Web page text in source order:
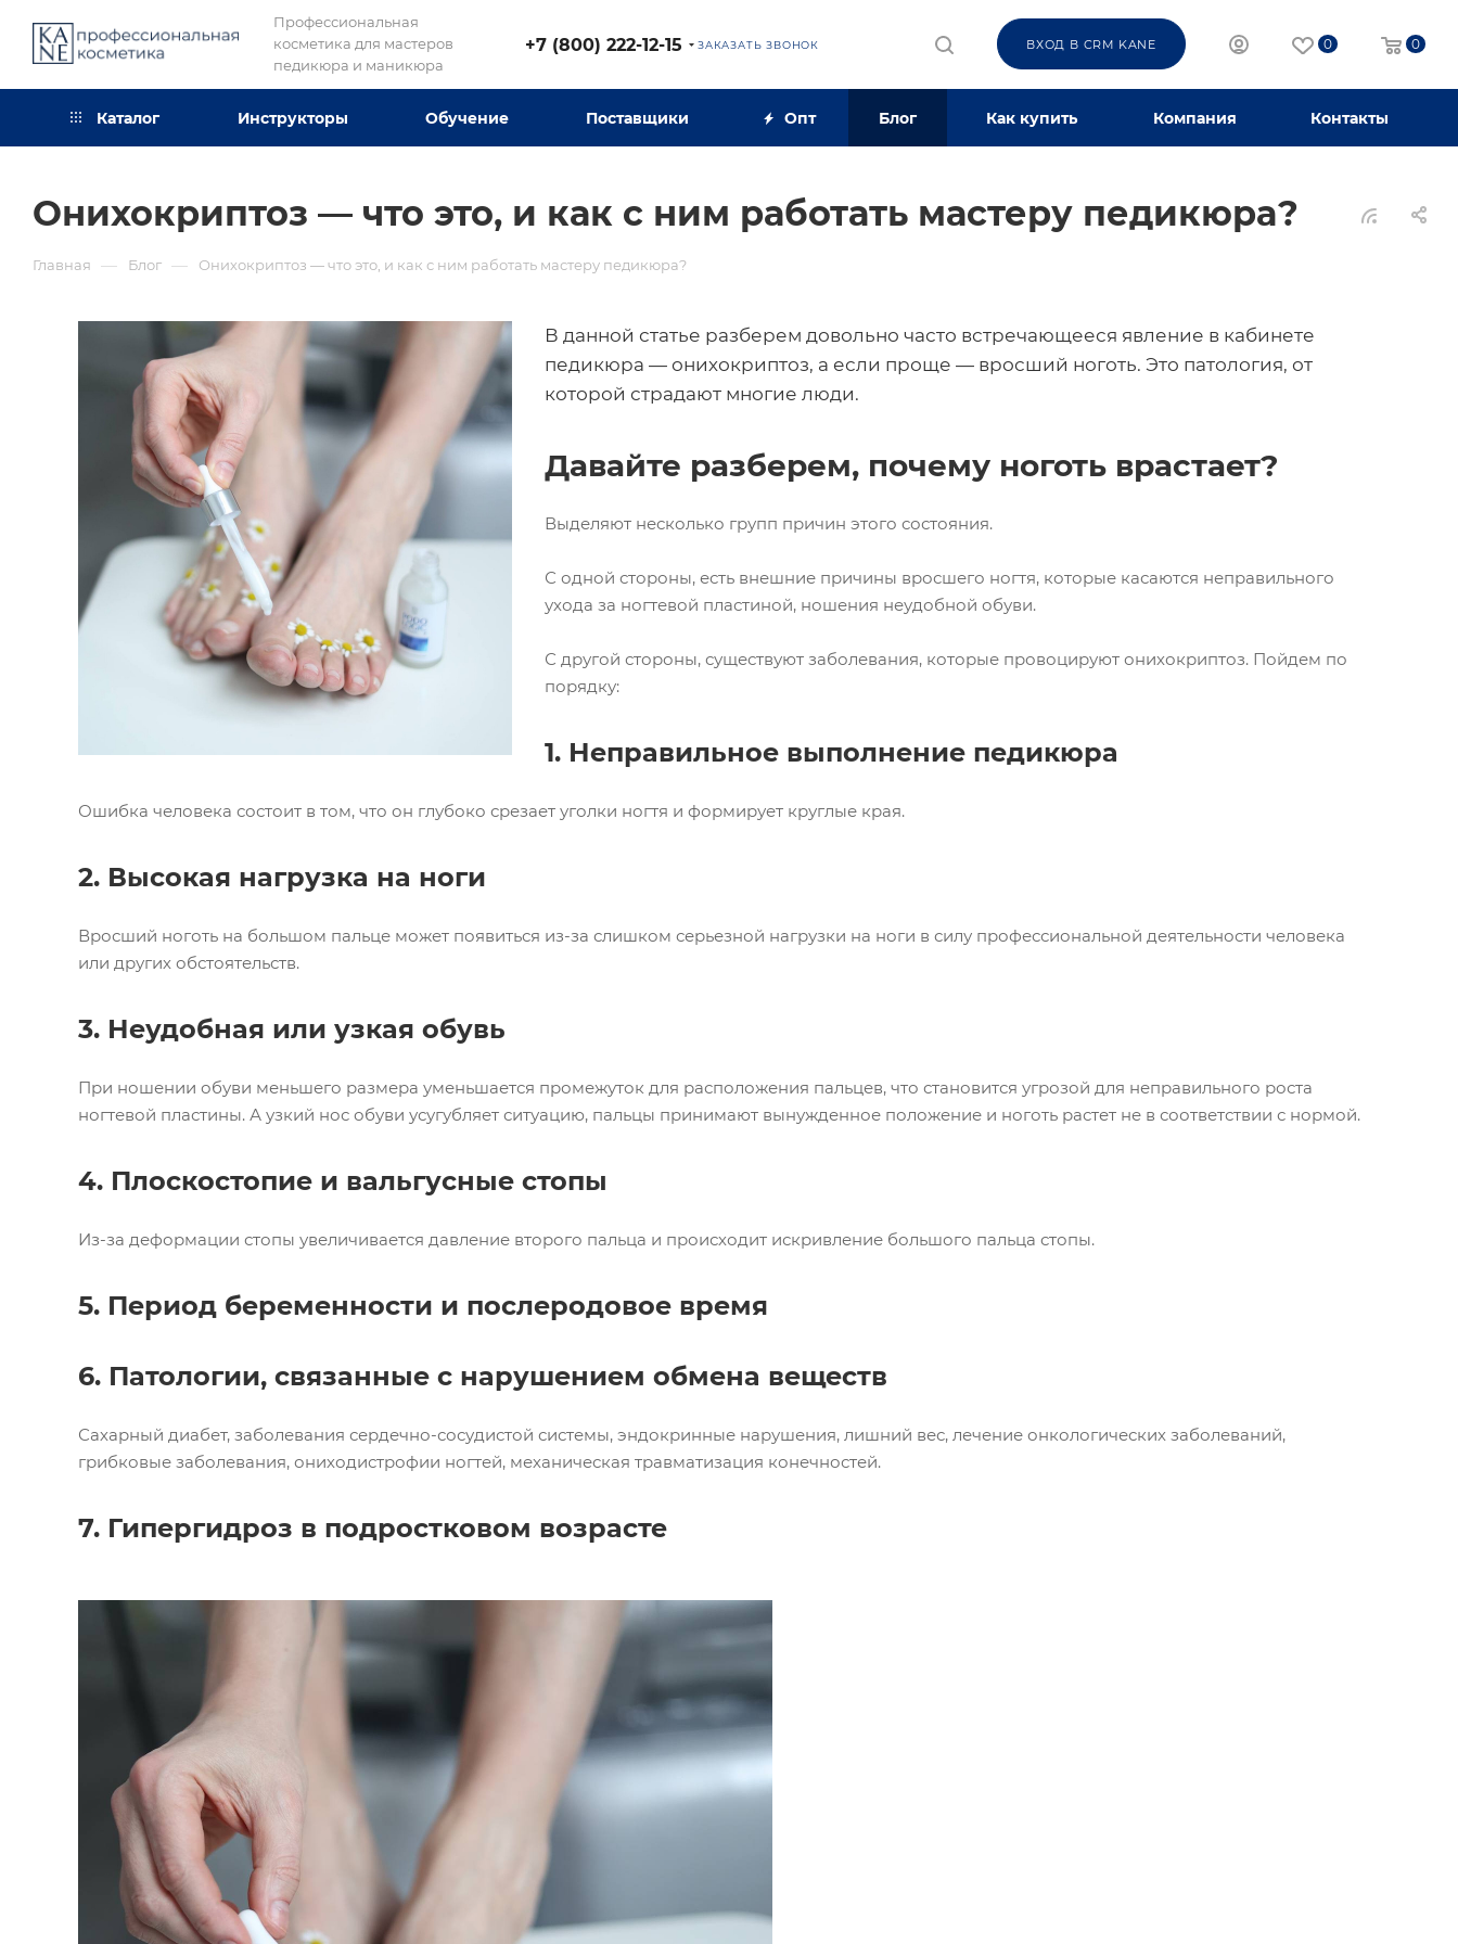
Профессиональная
косметика для мастеров
педикюра и маникюра
+7 (800) 222-12-15 ЗАКАЗАТЬ ЗВОНОК ВХОД В CRM KANE 0 0
Каталог Инструкторы Обучение Поставщики Опт Блог Как купить Компания Контакты
Онихокриптоз — что это, и как с ним работать мастеру педикюра?
Главная — Блог — Онихокриптоз — что это, и как с ним работать мастеру педикюра?
В данной статье разберем довольно часто встречающееся явление в кабинете
педикюра — онихокриптоз, а если проще — вросший ноготь. Это патология, от
которой страдают многие люди.
Давайте разберем, почему ноготь врастает?
Выделяют несколько групп причин этого состояния.
С одной стороны, есть внешние причины вросшего ногтя, которые касаются неправильного
ухода за ногтевой пластиной, ношения неудобной обуви.
С другой стороны, существуют заболевания, которые провоцируют онихокриптоз. Пойдем по
порядку:
1. Неправильное выполнение педикюра
Ошибка человека состоит в том, что он глубоко срезает уголки ногтя и формирует круглые края.
2. Высокая нагрузка на ноги
Вросший ноготь на большом пальце может появиться из-за слишком серьезной нагрузки на ноги в силу профессиональной деятельности человека
или других обстоятельств.
3. Неудобная или узкая обувь
При ношении обуви меньшего размера уменьшается промежуток для расположения пальцев, что становится угрозой для неправильного роста
ногтевой пластины. А узкий нос обуви усугубляет ситуацию, пальцы принимают вынужденное положение и ноготь растет не в соответствии с нормой.
4. Плоскостопие и вальгусные стопы
Из-за деформации стопы увеличивается давление второго пальца и происходит искривление большого пальца стопы.
5. Период беременности и послеродовое время
6. Патологии, связанные с нарушением обмена веществ
Сахарный диабет, заболевания сердечно-сосудистой системы, эндокринные нарушения, лишний вес, лечение онкологических заболеваний,
грибковые заболевания, ониходистрофии ногтей, механическая травматизация конечностей.
7. Гипергидроз в подростковом возрасте